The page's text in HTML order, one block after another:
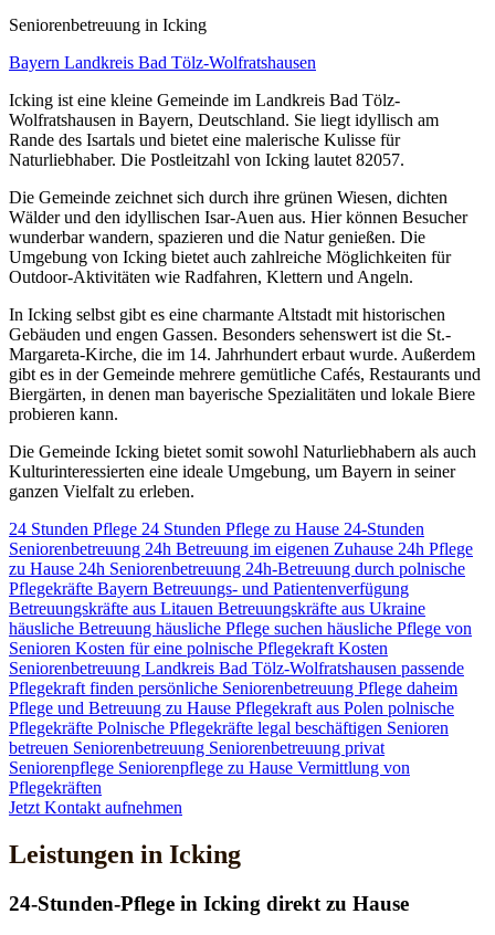
Senioren­betreuung in Icking
Bayern Landkreis Bad Tölz-Wolfratshausen
Icking ist eine kleine Gemeinde im Landkreis Bad Tölz-
Wolfratshausen in Bayern, Deutschland. Sie liegt idyllisch am
Rande des Isartals und bietet eine malerische Kulisse für
Naturliebhaber. Die Postleitzahl von Icking lautet 82057.
Die Gemeinde zeichnet sich durch ihre grünen Wiesen, dichten
Wälder und den idyllischen Isar-Auen aus. Hier können Besucher
wunderbar wandern, spazieren und die Natur genießen. Die
Umgebung von Icking bietet auch zahlreiche Möglichkeiten für
Outdoor-Aktivitäten wie Radfahren, Klettern und Angeln.
In Icking selbst gibt es eine charmante Altstadt mit historischen
Gebäuden und engen Gassen. Besonders sehenswert ist die St.-
Margareta-Kirche, die im 14. Jahrhundert erbaut wurde. Außerdem
gibt es in der Gemeinde mehrere gemütliche Cafés, Restaurants und
Biergärten, in denen man bayerische Spezialitäten und lokale Biere
probieren kann.
Die Gemeinde Icking bietet somit sowohl Naturliebhabern als auch
Kulturinteressierten eine ideale Umgebung, um Bayern in seiner
ganzen Vielfalt zu erleben.
24 Stunden Pflege 24 Stunden Pflege zu Hause 24-Stunden
Seniorenbetreuung 24h Betreuung im eigenen Zuhause 24h Pflege
zu Hause 24h Seniorenbetreuung 24h-Betreuung durch polnische
Pflegekräfte Bayern Betreuungs- und Patientenverfügung
Betreuungskräfte aus Litauen Betreuungskräfte aus Ukraine
häusliche Betreuung häusliche Pflege suchen häusliche Pflege von
Senioren Kosten für eine polnische Pflegekraft Kosten
Seniorenbetreuung Landkreis Bad Tölz-Wolfratshausen passende
Pflegekraft finden persönliche Seniorenbetreuung Pflege daheim
Pflege und Betreuung zu Hause Pflegekraft aus Polen polnische
Pflegekräfte Polnische Pflegekräfte legal beschäftigen Senioren
betreuen Seniorenbetreuung Seniorenbetreuung privat
Seniorenpflege Seniorenpflege zu Hause Vermittlung von
Pflegekräften
Jetzt Kontakt aufnehmen
Leistungen in Icking
24-Stunden-Pflege in Icking direkt zu Hause